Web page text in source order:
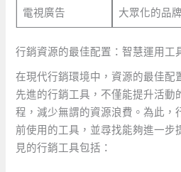
電視廣告 大眾化的品
行銷資源的最佳配置：智慧運用工
在現代行銷環境中，資源的最佳配
先進的行銷工具，不僅能提升活動
程，減少無謂的資源浪費。為此，
前使用的工具，並尋找能夠進一步
見的行銷工具包括：